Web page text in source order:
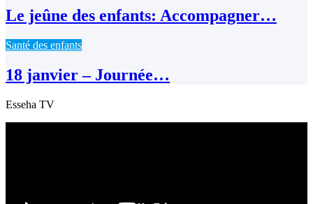
Le jeûne des enfants: Accompagner…
Santé des enfants
18 janvier – Journée…
Esseha TV